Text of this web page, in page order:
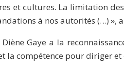
et cultures. La limitation
à nos autorités (…) »,
Gaye a la
la compétence pour diriger